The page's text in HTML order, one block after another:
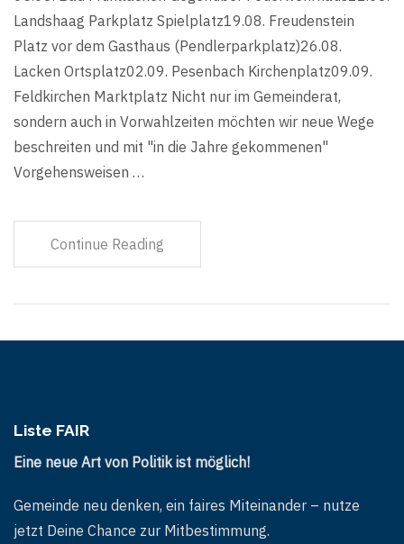
Landshaag Parkplatz Spielplatz19.08. Freudenstein
Platz vor dem Gasthaus (Pendlerparkplatz)26.08.
Lacken Ortsplatz02.09. Pesenbach Kirchenplatz09.09.
Feldkirchen Marktplatz Nicht nur im Gemeinderat,
sondern auch in Vorwahlzeiten möchten wir neue Wege
beschreiten und mit "in die Jahre gekommenen"
Vorgehensweisen …
Continue Reading
Liste FAIR
Eine neue Art von Politik ist möglich!
Gemeinde neu denken, ein faires Miteinander – nutze
jetzt Deine Chance zur Mitbestimmung.